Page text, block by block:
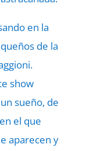
en la
de la
show
sueño, de
el que
aparecen y